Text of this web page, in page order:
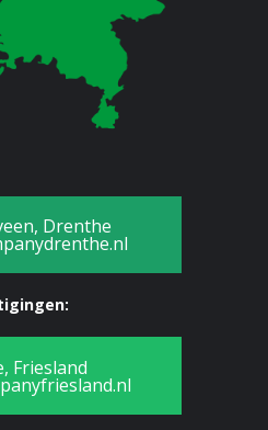
Drenthe
Friesland